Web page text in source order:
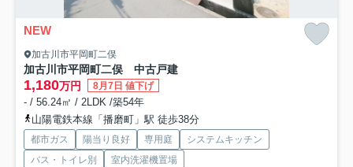
NEW
加古川市平岡町二俣
加古川市平岡町二俣 中古戸建
1,180万円 8月7日 値下げ
- / 56.24㎡ / 2LDK /築54年
山陽電鉄本線「播磨町」駅 徒歩38分
都市ガス 陽当り良好 専用庭
システムキッチン
バス・トイレ別
室内洗濯機置場